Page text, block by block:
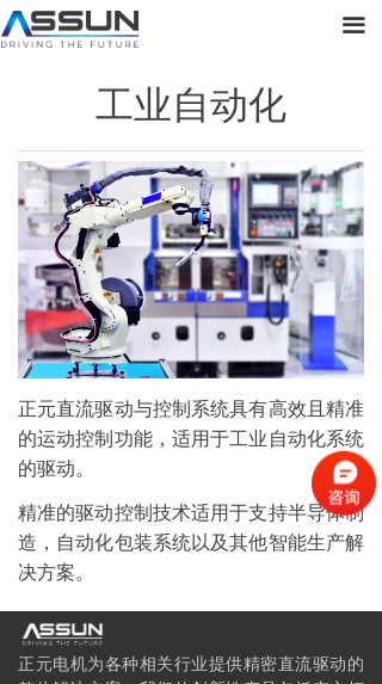
끀
首页
新闻动态
联系我们
工业自动化
正元直流驱动与控制系统具有高效且精准
的运动控制功能，适用于工业自动化系统
的驱动。
精准的驱动控制技术适用于支持半导体制
造，自动化包装系统以及其他智能生产解
决方案。
正元电机为各种相关行业提供精密直流驱动的